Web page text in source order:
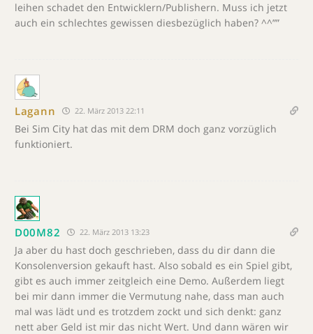
leihen schadet den Entwicklern/Publishern. Muss ich jetzt
auch ein schlechtes gewissen diesbezüglich haben? ^^””
Lagann 22. März 2013 22:11
Bei Sim City hat das mit dem DRM doch ganz vorzüglich
funktioniert.
D00M82 22. März 2013 13:23
Ja aber du hast doch geschrieben, dass du dir dann die
Konsolenversion gekauft hast. Also sobald es ein Spiel gibt,
gibt es auch immer zeitgleich eine Demo. Außerdem liegt
bei mir dann immer die Vermutung nahe, dass man auch
mal was lädt und es trotzdem zockt und sich denkt: ganz
nett aber Geld ist mir das nicht Wert. Und dann wären wir